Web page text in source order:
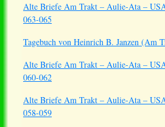
Alte Briefe Am Trakt – Aulie-Ata –
063-065
Tagebuch von Heinrich B. Janzen (Am
Alte Briefe Am Trakt – Aulie-Ata –
060-062
Alte Briefe Am Trakt – Aulie-Ata –
058-059